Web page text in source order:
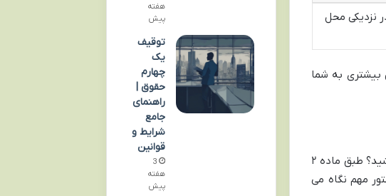
نزدیکی محل
بیشتری به شما
حالا شاید براتون سوال پیش بیاد که قاضی چطوری تصمیم میگیره که شما باید تو کدوم محدوده باشید؟ طبق ماده ۲
مهم نگاه می
هفته
پیش
توقیف
یک
چهارم
حقوق |
راهنمای
جامع
شرایط و
قوانین
3
هفته
پیش